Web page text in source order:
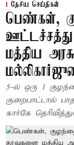
தேசிய செய்திகள்
பெண்கள்,
ஊட்டச்சத்து
மத்திய
5-ல் ஒரு 1
குறைபாட்டால்
கார்கே